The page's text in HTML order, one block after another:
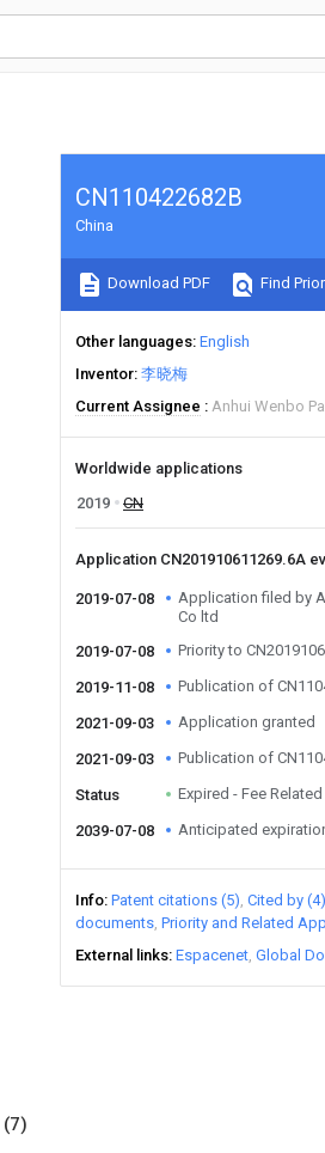
CN110422682B
China
Download PDF Find
Other languages English
Inventor 李晓梅
Current Assignee
Anhui Wenbo
Worldwide applications
2019
CN
Application CN201910611269.6A
2019-07-08
Application filed by
Co ltd
2019-07-08
Priority to
2019-11-08 Publication of
2021-09-03 Application granted
2021-09-03 Publication of
Status Expired - Fee Related
2039-07-08 Anticipated
Info Patent citations (5) Cited by (4)
documents Priority and Related
External links Espacenet Global
(7)